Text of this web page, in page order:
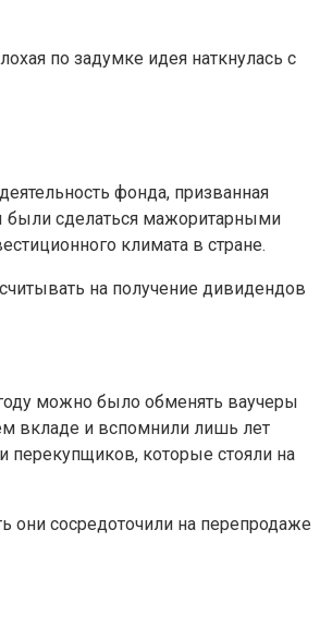
по задумке идея наткнулась с
фонда, призванная
были сделаться мажоритарными
климата в стране.
на получение дивидендов
можно было обменять ваучеры
вкладе и вспомнили лишь лет
перекупщиков, которые стояли на
они сосредоточили на перепродаже